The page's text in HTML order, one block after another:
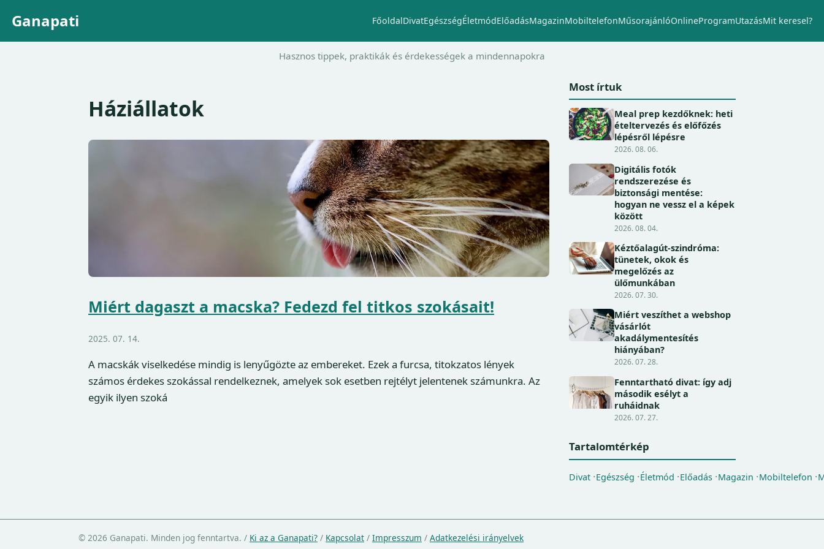
Ganapati FőoldalDivatEgészségÉletmódElőadásMagazinMobiltelefonMűsorajánlóOnlineProgramUtazásMit keresel?
Hasznos tippek, praktikák és érdekességek a mindennapokra
Háziállatok
Miért dagaszt a macska? Fedezd fel titkos szokásait!
2025. 07. 14.
A macskák viselkedése mindig is lenyűgözte az embereket. Ezek a furcsa, titokzatos lények
számos érdekes szokással rendelkeznek, amelyek sok esetben rejtélyt jelentenek számunkra. Az
egyik ilyen szoká
Most írtuk
Meal prep kezdőknek: heti
ételtervezés és előfőzés
lépésről lépésre
2026. 08. 06.
Digitális fotók
rendszerezése és
biztonsági mentése:
hogyan ne vessz el a képek
között
2026. 08. 04.
Kéztőalagút-szindróma:
tünetek, okok és
megelőzés az
ülőmunkában
2026. 07. 30.
Miért veszíthet a webshop
vásárlót
akadálymentesítés
hiányában?
2026. 07. 28.
Fenntartható divat: így adj
második esélyt a
ruháidnak
2026. 07. 27.
Tartalomtérkép
Divat Egészség Életmód Előadás Magazin Mobiltelefon
© 2026 Ganapati. Minden jog fenntartva. / Ki az a Ganapati? / Kapcsolat / Impresszum / Adatkezelési irányelvek